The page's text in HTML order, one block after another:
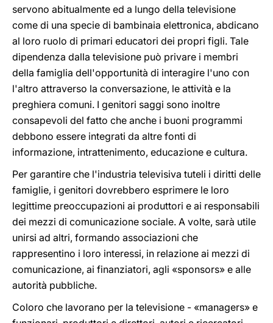
servono abitualmente ed a lungo della televisione
come di una specie di bambinaia elettronica, abdicano
al loro ruolo di primari educatori dei propri figli. Tale
dipendenza dalla televisione può privare i membri
della famiglia dell'opportunità di interagire l'uno con
l'altro attraverso la conversazione, le attività e la
preghiera comuni. I genitori saggi sono inoltre
consapevoli del fatto che anche i buoni programmi
debbono essere integrati da altre fonti di
informazione, intrattenimento, educazione e cultura.
Per garantire che l'industria televisiva tuteli i diritti delle
famiglie, i genitori dovrebbero esprimere le loro
legittime preoccupazioni ai produttori e ai responsabili
dei mezzi di comunicazione sociale. A volte, sarà utile
unirsi ad altri, formando associazioni che
rappresentino i loro interessi, in relazione ai mezzi di
comunicazione, ai finanziatori, agli «sponsors» e alle
autorità pubbliche.
Coloro che lavorano per la televisione - «managers» e